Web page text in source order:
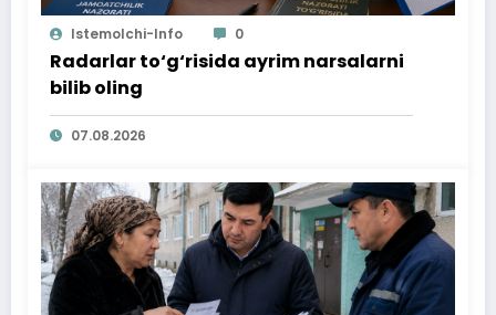
Istemolchi-Info 0
Radarlar to‘g‘risida ayrim narsalarni
bilib oling
07.08.2026